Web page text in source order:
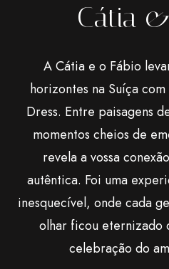
Cátia
A Cátia e o Fábio
horizontes na Suíça com
Dress. Entre paisagens
momentos cheios de
revela a vossa
autêntica. Foi uma
inesquecível, onde cada
olhar ficou eternizado
celebração do